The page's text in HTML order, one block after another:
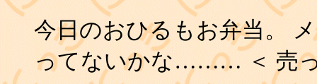
今日のおひるもお弁当。
ってないかな……… ＜ 売